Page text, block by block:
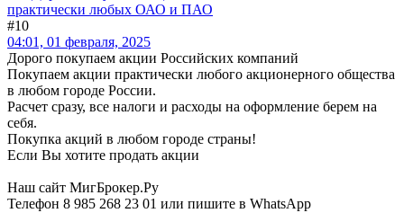
практически любых ОАО и ПАО
#10
04:01, 01 февраля, 2025
Дорого покупаем акции Российских компаний
Покупаем акции практически любого акционерного общества
в любом городе России.
Расчет сразу, все налоги и расходы на оформление берем на
себя.
Покупка акций в любом городе страны!
Если Вы хотите продать акции
Наш сайт МигБрокер.Ру
Телефон 8 985 268 23 01 или пишите в WhatsApp